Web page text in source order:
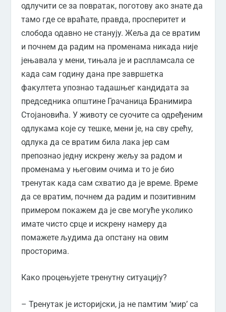
одлучити се за повратак, поготову ако знате да
тамо где се враћате, правда, просперитет и
слобода одавно не станују. Жеља да се вратим
и почнем да радим на променама никада није
јењавала у мени, тињала је и распламсала се
када сам годину дана пре завршетка
факултета упознао тадашњег кандидата за
председника општине Грачаница Бранимира
Стојановића. У животу се суочите са одређеним
одлукама које су тешке, мени је, на сву срећу,
одлука да се вратим била лака јер сам
препознао једну искрену жељу за радом и
променама у његовим очима и то је био
тренутак када сам схватио да је време. Време
да се вратим, почнем да радим и позитивним
примером покажем да је све могуће уколико
имате чисто срце и искрену намеру да
помажете људима да опстану на овим
просторима.
Како процењујете тренутну ситуацију?
– Тренутак је историјски, ја не памтим ‘мир’ са